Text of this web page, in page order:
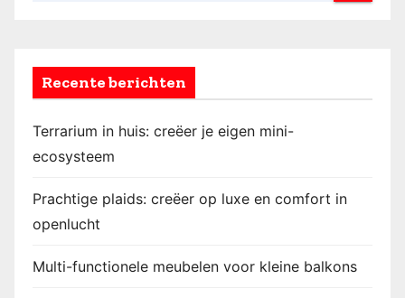
p
a
g
i
n
e
Recente berichten
Terrarium in huis: creëer je eigen mini-
ecosysteem
Prachtige plaids: creëer op luxe en comfort in
openlucht
Multi-functionele meubelen voor kleine balkons